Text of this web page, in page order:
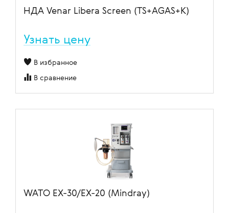
НДА Venar Libera Screen (TS+AGAS+К)
Узнать цену
В избранное
В сравнение
WATO EX-30/EX-20 (Mindray)